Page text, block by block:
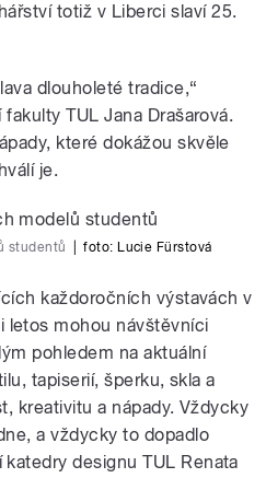
totiž v Liberci slaví 25.
dlouholeté tradice,“
TUL Jana Drašarová.
které dokážou skvěle
je.
studentů foto: Lucie Fürstová
každoročních výstavách v
letos mohou návštěvníci
pohledem na aktuální
tapiserií, šperku, skla a
kreativitu a nápady. Vždycky
a vždycky to dopadlo
designu TUL Renata